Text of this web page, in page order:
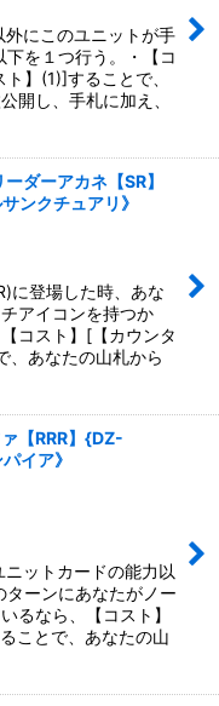
外にこのユニットが手
を１つ行う。・【コ
】(1)]することで、
開し、手札に加え、
ダーアカネ【SR】
ンクチュアリ》
に登場した時、あな
アイコンを持つか
コスト】[【カウンタ
、あなたの山札から
【RRR】{DZ-
イア》
ニットカードの能力以
ーンにあなたがノー
るなら、【コスト】
ことで、あなたの山